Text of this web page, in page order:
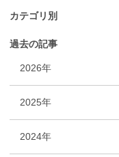
カテゴリ別
過去の記事
2026年
2025年
2024年